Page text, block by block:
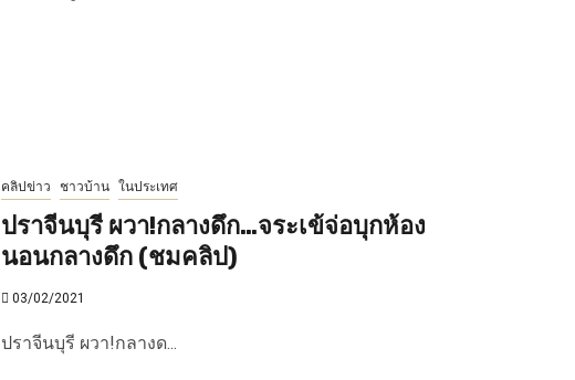
คลิปข่าว ชาวบ้าน ในประเทศ
ปราจีนบุรี ผวา!กลางดึก…จระเข้จ่อบุกห้อง
นอนกลางดึก (ชมคลิป)
03/02/2021
ปราจีนบุรี ผวา!กลางด...